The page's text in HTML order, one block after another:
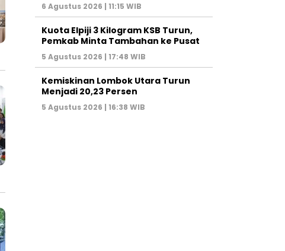
6 Agustus 2026 | 11:15 WIB
Kuota Elpiji 3 Kilogram KSB Turun,
Pemkab Minta Tambahan ke Pusat
5 Agustus 2026 | 17:48 WIB
Kemiskinan Lombok Utara Turun
Menjadi 20,23 Persen
5 Agustus 2026 | 16:38 WIB